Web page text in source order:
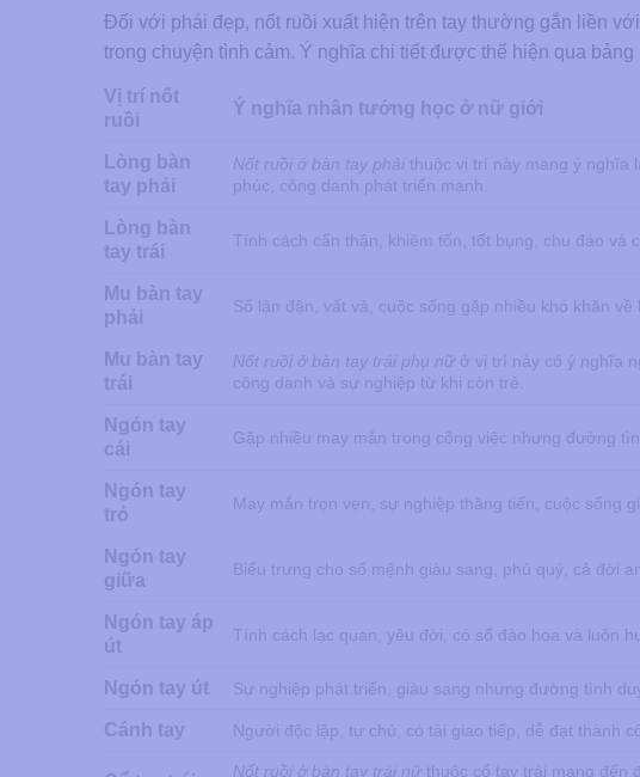
Đối với phái đẹp, nốt ruồi xuất hiện trên tay thường gắn liền
trong chuyện tình cảm. Ý nghĩa chi tiết được thể hiện qua
Vị trí nốt
ruồi
Ý nghĩa nhân tướng học ở nữ giới
Lòng bàn
tay phải
Nốt ruồi ở bàn tay phải thuộc vị trí này mang ý nghĩa
phúc, công danh phát triển mạnh.
Lòng bàn
tay trái
Tính cách cẩn thận, khiêm tốn, tốt bụng, chu đáo và
Mu bàn tay
phải
Số lận đận, vất vả, cuộc sống gặp nhiều khó khăn về
Mu bàn tay
trái
Nốt ruồi ở bàn tay trái phụ nữ ở vị trí này có ý nghĩa
công danh và sự nghiệp từ khi còn trẻ.
Ngón tay
cái
Gặp nhiều may mắn trong công việc nhưng đường
Ngón tay
trỏ
May mắn trọn vẹn, sự nghiệp thăng tiến, cuộc sống
Ngón tay
giữa
Biểu trưng cho số mệnh giàu sang, phú quý, cả đời
Ngón tay áp
út
Tính cách lạc quan, yêu đời, có số đào hoa và luôn
Ngón tay út Sự nghiệp phát triển, giàu sang nhưng đường tình
Cánh tay Người độc lập, tự chủ, có tài giao tiếp, dễ đạt thành
Nốt ruồi ở bàn tay trái nữ thuộc cổ tay trái mang đến